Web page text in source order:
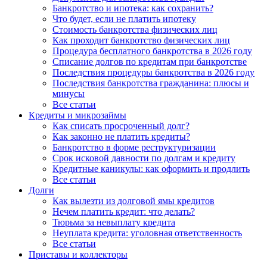
Банкротство и ипотека: как сохранить?
Что будет, если не платить ипотеку
Стоимость банкротства физических лиц
Как проходит банкротство физических лиц
Процедура бесплатного банкротства в 2026 году
Списание долгов по кредитам при банкротстве
Последствия процедуры банкротства в 2026 году
Последствия банкротства гражданина: плюсы и
минусы
Все статьи
Кредиты и микрозаймы
Как списать просроченный долг?
Как законно не платить кредиты?
Банкротство в форме реструктуризации
Срок исковой давности по долгам и кредиту
Кредитные каникулы: как оформить и продлить
Все статьи
Долги
Как вылезти из долговой ямы кредитов
Нечем платить кредит: что делать?
Тюрьма за невыплату кредита
Неуплата кредита: уголовная ответственность
Все статьи
Приставы и коллекторы